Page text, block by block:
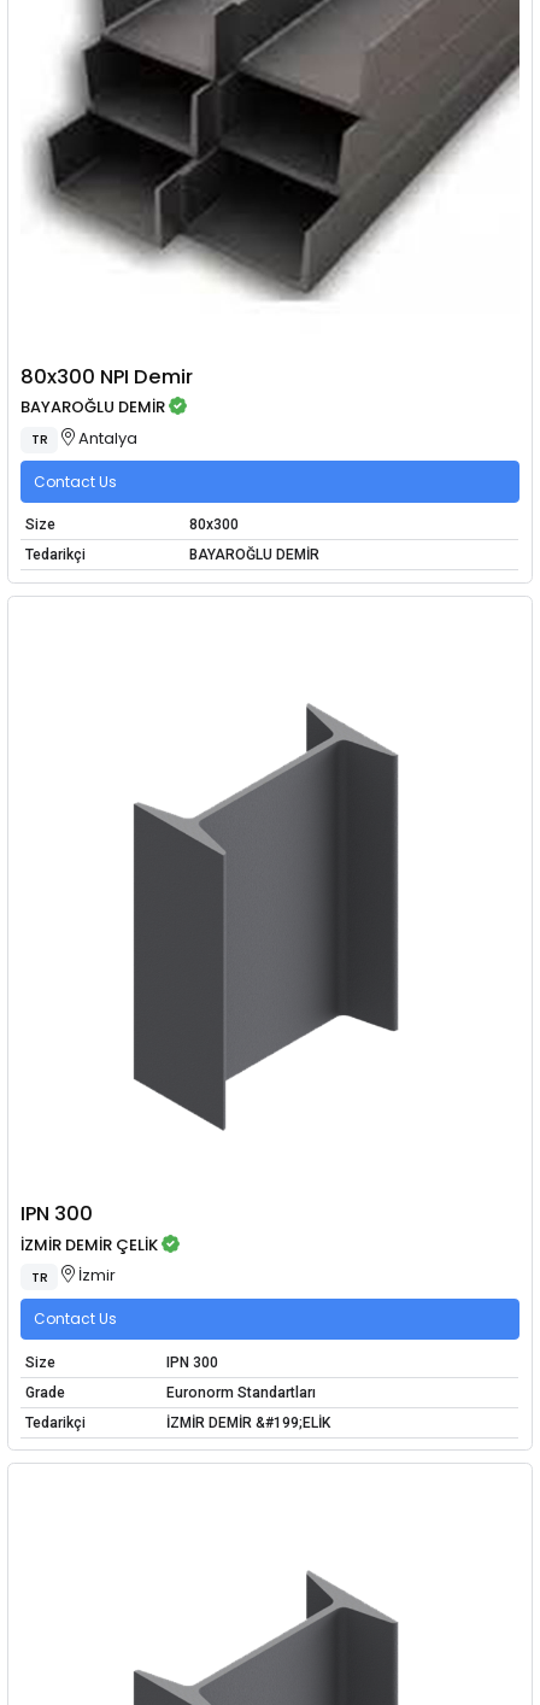
80x300 NPI Demir
BAYAROĞLU DEMİR
TR Antalya
Contact Us
Size
80x300
Tedarikçi
BAYAROĞLU DEMİR
IPN 300
İZMİR DEMİR ÇELİK
TR İzmir
Contact Us
Size
IPN 300
Grade
Euronorm Standartları
Tedarikçi
İZMİR DEMİR &#199;ELİK